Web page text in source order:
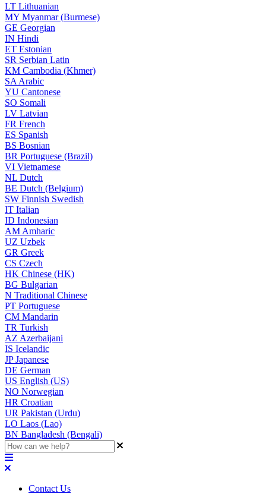
LT Lithuanian
MY Myanmar (Burmese)
GE Georgian
IN Hindi
ET Estonian
SR Serbian Latin
KM Cambodia (Khmer)
SA Arabic
YU Cantonese
SO Somali
LV Latvian
FR French
ES Spanish
BS Bosnian
BR Portuguese (Brazil)
VI Vietnamese
NL Dutch
BE Dutch (Belgium)
SW Finnish Swedish
IT Italian
ID Indonesian
AM Amharic
UZ Uzbek
GR Greek
CS Czech
HK Chinese (HK)
BG Bulgarian
N Traditional Chinese
PT Portuguese
CM Mandarin
TR Turkish
AZ Azerbaijani
IS Icelandic
JPJapanese
DE German
US English (US)
NO Norwegian
HR Croatian
UR Pakistan (Urdu)
LO Laos (Lao)
BN Bangladesh (Bengali)
Contact Us